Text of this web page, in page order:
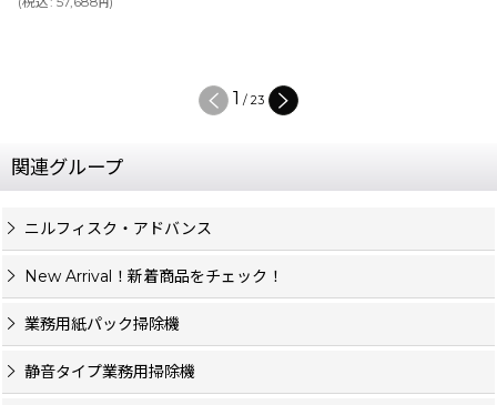
円
2 /23
関連グループ
ニルフィスク・アドバンス
New Arrival！新着商品をチェック！
業務用紙パック掃除機
静音タイプ業務用掃除機